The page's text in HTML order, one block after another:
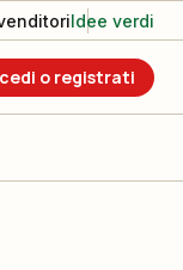
Idee verdi
o registrati